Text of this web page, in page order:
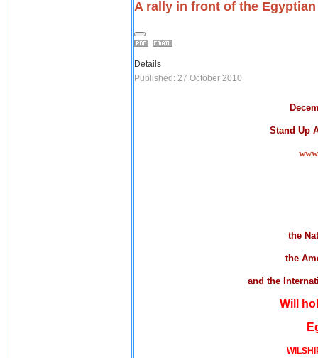
A rally in front of the
Details
Published: 27 October 2010
Stand Up
the
the
and the
Will